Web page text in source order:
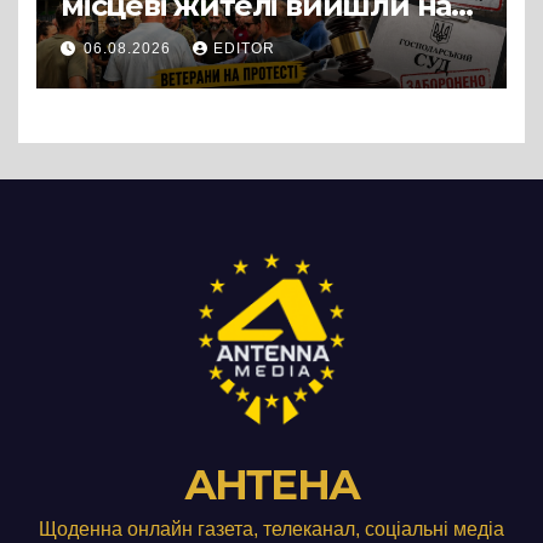
протест до стін
підприємства ТОВ «Омега
Три», що займається
06.08.2026 EDITOR
АНТЕНА
Щоденна онлайн газета, телеканал, соціальні медіа